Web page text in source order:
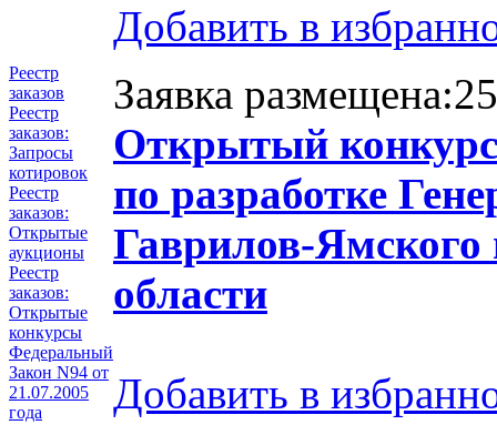
Реестр
заказов
Реестр
заказов:
Запросы
котировок
Реестр
заказов:
Открытые
аукционы
Реестр
заказов:
Открытые
конкурсы
Федеральный
Закон N94 от
21.07.2005
года
Добавить в
Заявка
Открытый
по разработке
Гаврилов-Ямского
области
Добавить в